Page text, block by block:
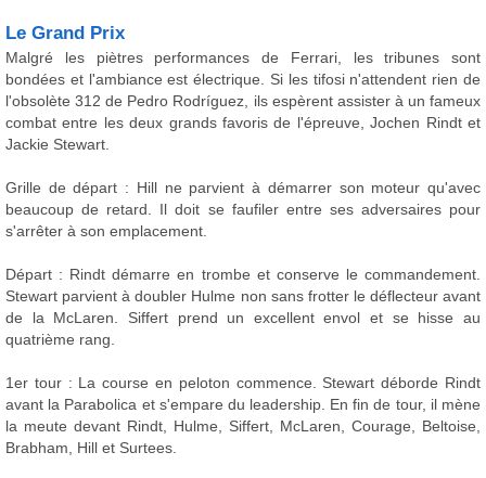
Le Grand Prix
Malgré les piètres performances de Ferrari, les tribunes sont
bondées et l'ambiance est électrique. Si les tifosi n'attendent rien de
l'obsolète 312 de Pedro Rodríguez, ils espèrent assister à un fameux
combat entre les deux grands favoris de l'épreuve, Jochen Rindt et
Jackie Stewart.
Grille de départ : Hill ne parvient à démarrer son moteur qu'avec
beaucoup de retard. Il doit se faufiler entre ses adversaires pour
s'arrêter à son emplacement.
Départ : Rindt démarre en trombe et conserve le commandement.
Stewart parvient à doubler Hulme non sans frotter le déflecteur avant
de la McLaren. Siffert prend un excellent envol et se hisse au
quatrième rang.
1er tour : La course en peloton commence. Stewart déborde Rindt
avant la Parabolica et s'empare du leadership. En fin de tour, il mène
la meute devant Rindt, Hulme, Siffert, McLaren, Courage, Beltoise,
Brabham, Hill et Surtees.